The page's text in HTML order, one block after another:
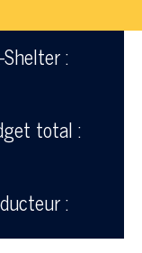
Shelter :
total :
: